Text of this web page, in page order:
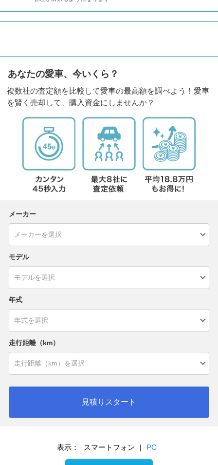
あなたの愛車、今いくら？
複数社の査定額を比較して愛車の最高額を調べよう！愛車
を賢く売却して、購入資金にしませんか？
メーカー
モデル
年式
走行距離（km）
見積りスタート
表示： スマートフォン | PC